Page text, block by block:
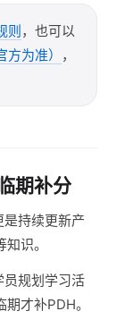
则，也可以
为准）
，
期补分
持续更新产
识。
员规划学习活
才补PDH。